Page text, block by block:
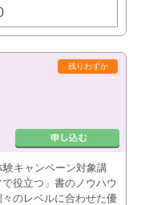
残りわずか
験キャンペーン対象講
役立つ」書のノウハウ
のレベルに合わせた優